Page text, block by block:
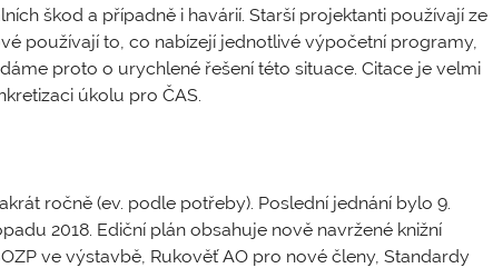
škod a případně i havárií. Starší projektanti používají ze
používají to, co nabízejí jednotlivé výpočetní programy,
proto o urychlené řešení této situace. Citace je velmi
úkolu pro ČAS.
ročně (ev. podle potřeby). Poslední jednání bylo 9.
2018. Ediční plán obsahuje nově navržené knižní
ve výstavbě, Rukověť AO pro nové členy, Standardy